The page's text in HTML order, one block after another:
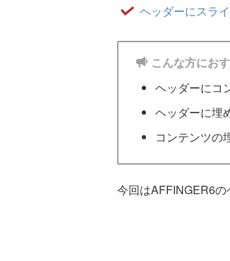
ヘッダーにスラ
こんな方にお
ヘッダーにコ
ヘッダーに埋
コンテンツの
今回はAFFINGER6の